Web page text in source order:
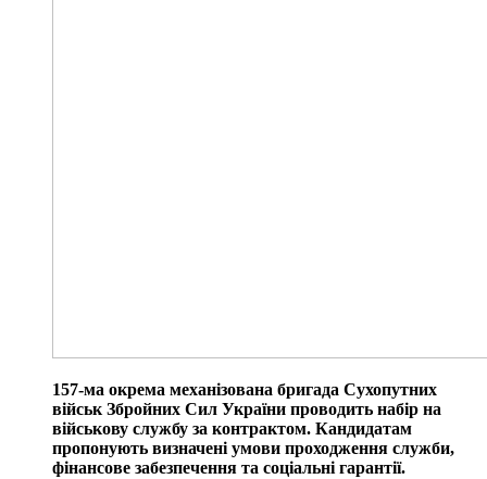
157-ма окрема механізована бригада Сухопутних
військ Збройних Сил України проводить набір на
військову службу за контрактом. Кандидатам
пропонують визначені умови проходження служби,
фінансове забезпечення та соціальні гарантії.